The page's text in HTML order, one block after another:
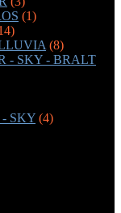
(1)
(8)
- SKY - BRALT
SKY (4)